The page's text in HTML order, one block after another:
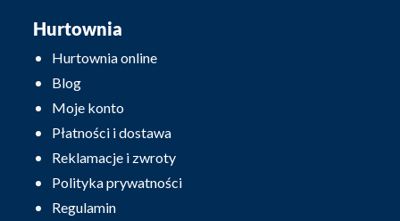
Hurtownia
Hurtownia online
Blog
Moje konto
Płatności i dostawa
Reklamacje i zwroty
Polityka prywatności
Regulamin